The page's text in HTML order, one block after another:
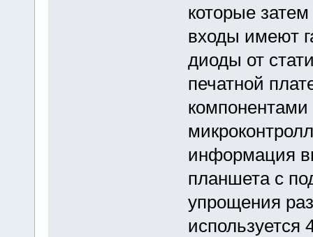
которые
входы имеют
диоды от
печатной
компонентами
информация
планшета с
упрощения
используется